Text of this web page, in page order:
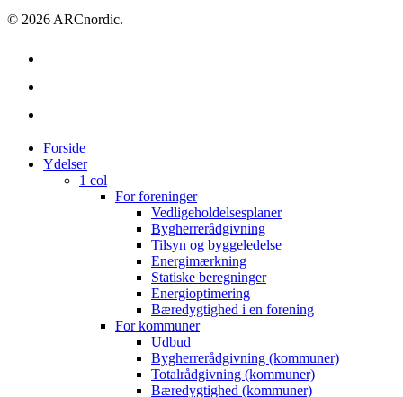
© 2026 ARCnordic.
Close
Menu
Forside
Ydelser
1 col
For foreninger
Vedligeholdelsesplaner
Bygherrerådgivning
Tilsyn og byggeledelse
Energimærkning
Statiske beregninger
Energioptimering
Bæredygtighed i en forening
For kommuner
Udbud
Bygherrerådgivning (kommuner)
Totalrådgivning (kommuner)
Bæredygtighed (kommuner)